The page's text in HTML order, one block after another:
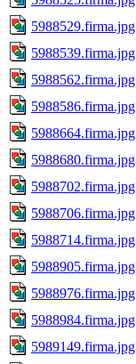
5988529.firma.jpg
5988539.firma.jpg
5988562.firma.jpg
5988586.firma.jpg
5988664.firma.jpg
5988680.firma.jpg
5988702.firma.jpg
5988706.firma.jpg
5988714.firma.jpg
5988905.firma.jpg
5988976.firma.jpg
5988984.firma.jpg
5989149.firma.jpg